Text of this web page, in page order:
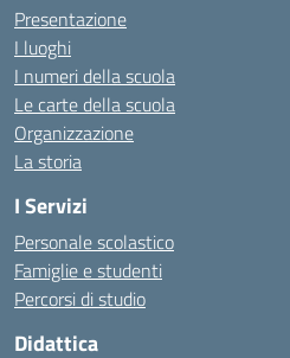
Presentazione
I luoghi
I numeri della scuola
Le carte della scuola
Organizzazione
La storia
I Servizi
Personale scolastico
Famiglie e studenti
Percorsi di studio
Didattica